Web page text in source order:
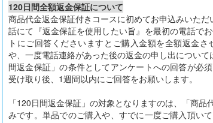
120日間全額返金保証について
商品代金返金保証付きコースに初めてお申込みいた
話にて『返金保証を使用したい旨』を最初の電話で
トにご回答くださいますとご購入金額を全額返金
や、一度電話連絡があった後の返金の申し出につい
間返金保証」の条件としてアンケートへの回答が必
受け取り後、1週間以内にご回答をお願いします。
「120日間返金保証」の対象となりますのは、「商
みです。単品でのご購入や、すでに一度ご購入頂い